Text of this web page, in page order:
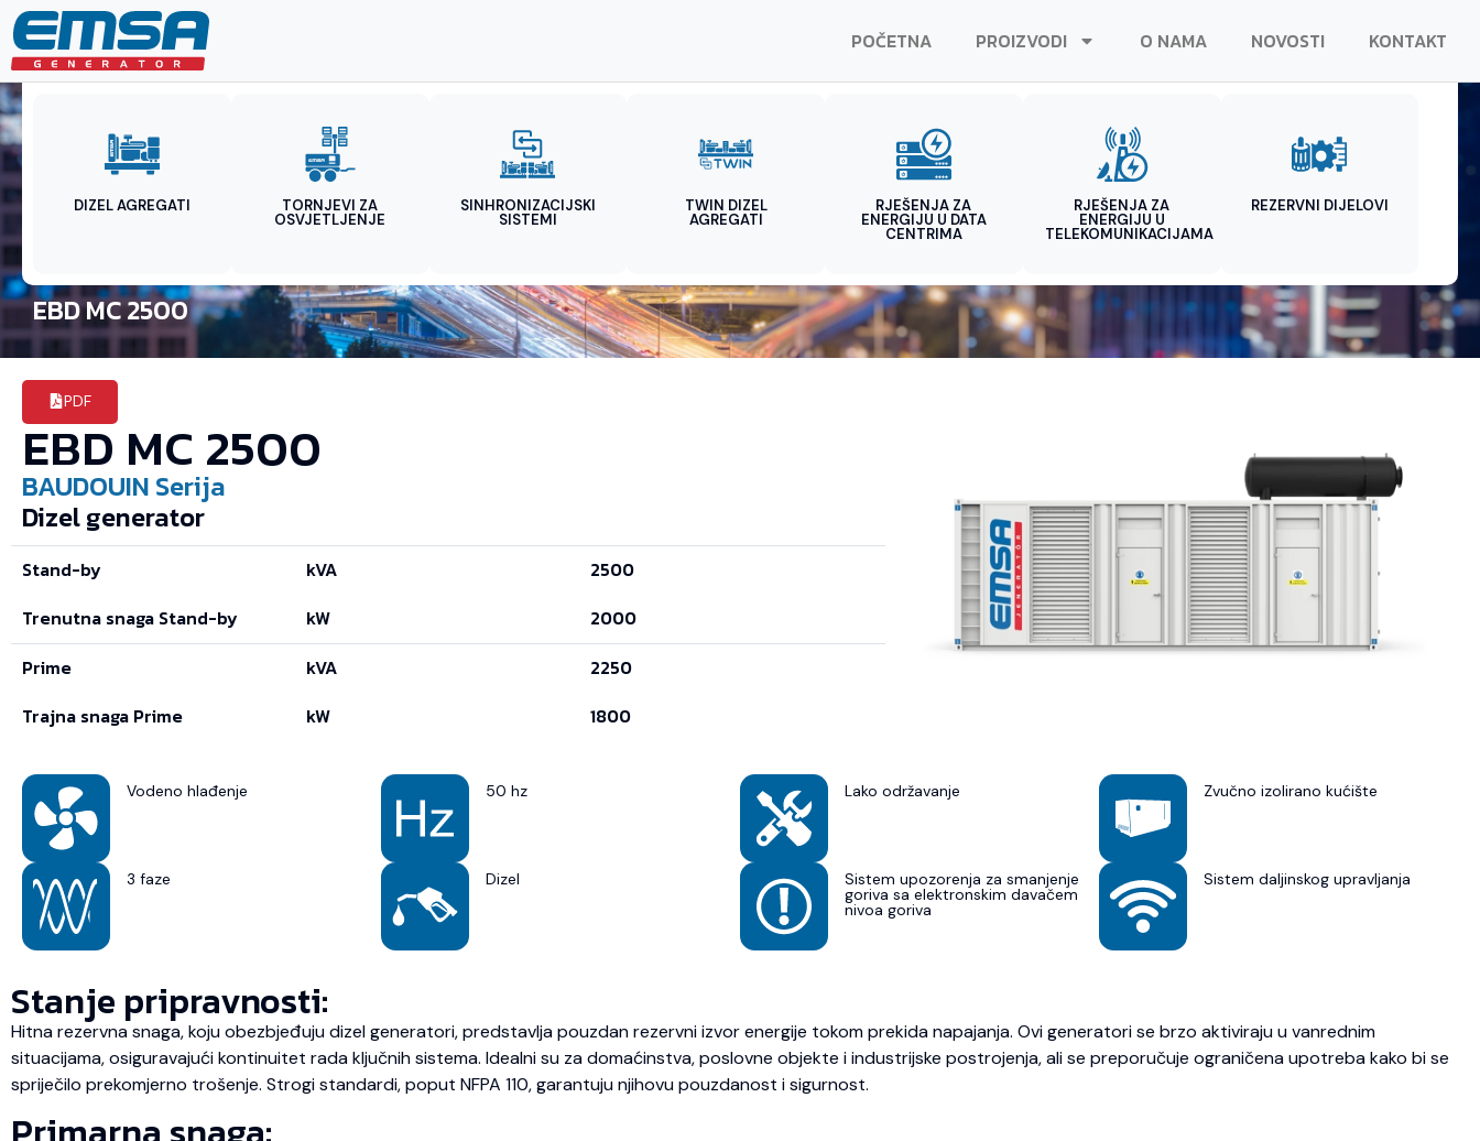
POČETNA PROIZVODI O NAMA NOVOSTI KONTAKT
DIZEL AGREGATI TORNJEVI ZA
OSVJETLJENJE
SINHRONIZACIJSKI
SISTEMI
TWIN DIZEL
AGREGATI
RJEŠENJA ZA
ENERGIJU U DATA
CENTRIMA
RJEŠENJA ZA
ENERGIJU U
TELEKOMUNIKACIJAMA
REZERVNI DIJELOVI
EBD MC 2500
PDF
EBD MC 2500
BAUDOUIN Serija
Dizel generator
Stand-by kVA
2500
Trenutna snaga Stand-by
kW
2000
Prime
kVA
2250
Trajna snaga Prime
kW 1800
Vodeno hlađenje 50 hz Lako održavanje Zvučno izolirano kućište
3 faze Dizel Sistem upozorenja za smanjenje
goriva sa elektronskim davačem
nivoa goriva
Sistem daljinskog upravljanja
Stanje pripravnosti:
Hitna rezervna snaga, koju obezbjeđuju dizel generatori, predstavlja pouzdan rezervni izvor energije tokom prekida napajanja. Ovi generatori se brzo aktiviraju u vanrednim
situacijama, osiguravajući kontinuitet rada ključnih sistema. Idealni su za domaćinstva, poslovne objekte i industrijske postrojenja, ali se preporučuje ograničena upotreba kako bi se
spriječilo prekomjerno trošenje. Strogi standardi, poput NFPA 110, garantuju njihovu pouzdanost i sigurnost.